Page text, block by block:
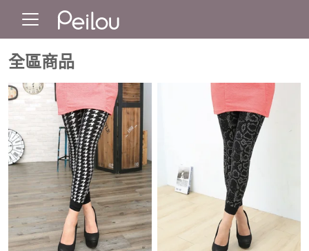
全區商品